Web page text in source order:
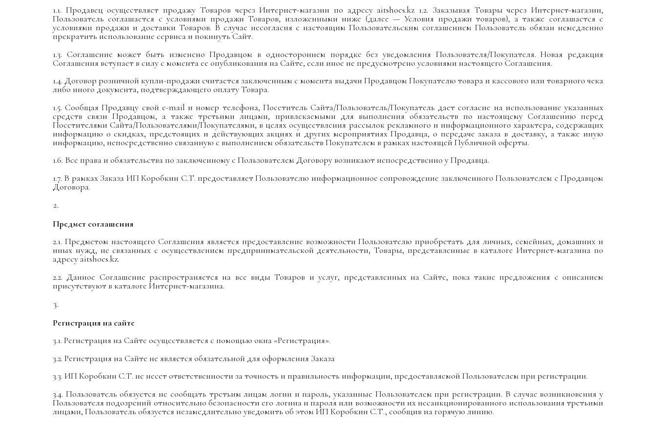
1.1. Продавец осуществляет продажу Товаров через Интернет-магазин по адресу aitshoes.kz 1.2. Заказывая Товары через Интернет-магазин,
Пользователь соглашается с условиями продажи Товаров, изложенными ниже (далее — Условия продажи товаров), а также соглашается с
условиями продажи и доставки Товаров. В случае несогласия с настоящим Пользовательским соглашением Пользователь обязан немедленно
прекратить использование сервиса и покинуть Сайт.
1.3. Соглашение может быть изменено Продавцом в одностороннем порядке без уведомления Пользователя/Покупателя. Новая редакция
Соглашения вступает в силу с момента ее опубликования на Сайте, если иное не предусмотрено условиями настоящего Соглашения.
1.4. Договор розничной купли-продажи считается заключенным с момента выдачи Продавцом Покупателю товара и кассового или товарного чека
либо иного документа, подтверждающего оплату Товара.
1.5. Сообщая Продавцу свой e-mail и номер телефона, Посетитель Сайта/Пользователь/Покупатель дает согласие на использование указанных
средств связи Продавцом, а также третьими лицами, привлекаемыми для выполнения обязательств по настоящему Соглашению перед
Посетителями Сайта/Пользователями/Покупателями, в целях осуществления рассылок рекламного и информационного характера, содержащих
информацию о скидках, предстоящих и действующих акциях и других мероприятиях Продавца, о передаче заказа в доставку, а также иную
информацию, непосредственно связанную с выполнением обязательств Покупателем в рамках настоящей Публичной оферты.
1.6. Все права и обязательства по заключенному с Пользователем Договору возникают непосредственно у Продавца.
1.7. В рамках Заказа ИП Коробкин С.Т. предоставляет Пользователю информационное сопровождение заключенного Пользователем с Продавцом
Договора.
Предмет соглашения
2.1. Предметом настоящего Соглашения является предоставление возможности Пользователю приобретать для личных, семейных, домашних и
иных нужд, не связанных с осуществлением предпринимательской деятельности, Товары, представленные в каталоге Интернет-магазина по
адресуaitshoes.kz.
2.2. Данное Соглашение распространяется на все виды Товаров и услуг, представленных на Сайте, пока такие предложения с описанием
присутствуют в каталоге Интернет-магазина.
Регистрация на сайте
3.1. Регистрация на Сайте осуществляется с помощью окна «Регистрация».
3.2. Регистрация на Сайте не является обязательной для оформления Заказа
3.3. ИП Коробкин С.Т. не несет ответственности за точность и правильность информации, предоставляемой Пользователем при регистрации.
3.4. Пользователь обязуется не сообщать третьим лицам логин и пароль, указанные Пользователем при регистрации. В случае возникновения у
Пользователя подозрений относительно безопасности его логина и пароля или возможности их несанкционированного использования третьими
лицами, Пользователь обязуется незамедлительно уведомить об этом ИП Коробкин С.Т., сообщив на горячую линию.